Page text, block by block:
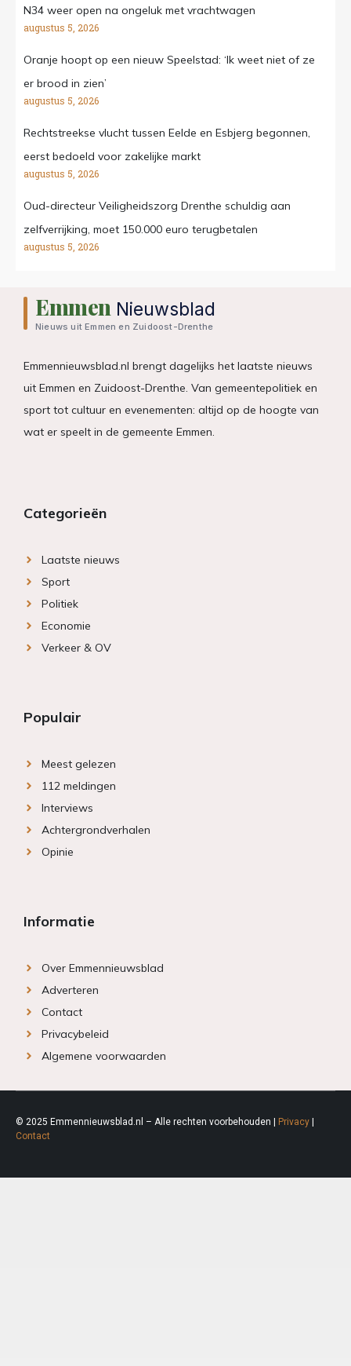
N34 weer open na ongeluk met vrachtwagen
augustus 5, 2026
Oranje hoopt op een nieuw Speelstad: ‘Ik weet niet of ze
er brood in zien’
augustus 5, 2026
Rechtstreekse vlucht tussen Eelde en Esbjerg begonnen,
eerst bedoeld voor zakelijke markt
augustus 5, 2026
Oud-directeur Veiligheidszorg Drenthe schuldig aan
zelfverrijking, moet 150.000 euro terugbetalen
augustus 5, 2026
Emmen Nieuwsblad
Nieuws uit Emmen en Zuidoost-Drenthe
Emmennieuwsblad.nl brengt dagelijks het laatste nieuws
uit Emmen en Zuidoost-Drenthe. Van gemeentepolitiek en
sport tot cultuur en evenementen: altijd op de hoogte van
wat er speelt in de gemeente Emmen.
Categorieën
Laatste nieuws
Sport
Politiek
Economie
Verkeer & OV
Populair
Meest gelezen
112 meldingen
Interviews
Achtergrondverhalen
Opinie
Informatie
Over Emmennieuwsblad
Adverteren
Contact
Privacybeleid
Algemene voorwaarden
© 2025 Emmennieuwsblad.nl – Alle rechten voorbehouden | Privacy |
Contact